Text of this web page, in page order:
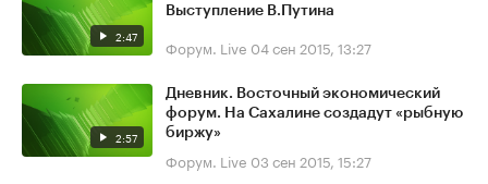
2:47
Выступление В.Путина
Форум. Live 04 сен 2015, 13:27
2:57
Дневник. Восточный экономический
форум. На Сахалине создадут «рыбную
биржу»
Форум. Live 03 сен 2015, 15:27